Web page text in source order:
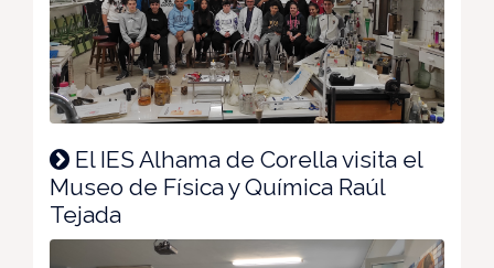
El IES Alhama de Corella visita el
Museo de Física y Química Raúl
Tejada